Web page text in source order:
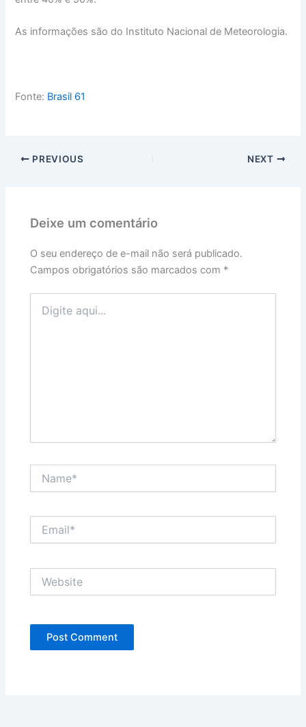
As informações são do Instituto Nacional de Meteorologia.
Fonte: Brasil 61
PREVIOUS NEXT
Deixe um comentário
O seu endereço de e-mail não será publicado.
Campos obrigatórios são marcados com *
aqui...